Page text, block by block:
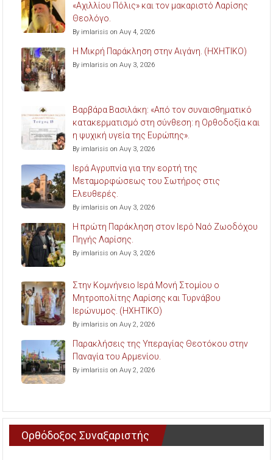
«Αχιλλίου Πόλις» και τον μακαριστό Λαρίσης
Θεολόγο.
By imlarisis on Αυγ 4, 2026
Η Μικρή Παράκληση στην Αιγάνη. (ΗΧΗΤΙΚΟ)
By imlarisis on Αυγ 3, 2026
Βαρβάρα Βασιλάκη: «Από τον συναισθηματικό
κατακερματισμό στη σύνθεση: η Ορθοδοξία και
η ψυχική υγεία της Ευρώπης».
By imlarisis on Αυγ 3, 2026
Ιερά Αγρυπνία για την εορτή της
Μεταμορφώσεως του Σωτήρος στις
Ελευθερές.
By imlarisis on Αυγ 3, 2026
Η πρώτη Παράκληση στον Ιερό Ναό Ζωοδόχου
Πηγής Λαρίσης.
By imlarisis on Αυγ 3, 2026
Στην Κομνήνειο Ιερά Μονή Στομίου ο
Μητροπολίτης Λαρίσης και Τυρνάβου
Ιερώνυμος. (ΗΧΗΤΙΚΟ)
By imlarisis on Αυγ 2, 2026
Παρακλήσεις της Υπεραγίας Θεοτόκου στην
Παναγία του Αρμενίου.
By imlarisis on Αυγ 2, 2026
Ορθόδοξος Συναξαριστής